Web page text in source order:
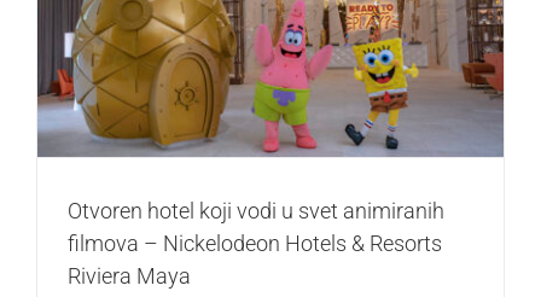
Otvoren hotel koji vodi u svet animiranih filmova –
Nickelodeon Hotels & Resorts Riviera Maya
Život i zabava
Otvoren hotel koji vodi u svet animiranih
filmova – Nickelodeon Hotels & Resorts
Riviera Maya